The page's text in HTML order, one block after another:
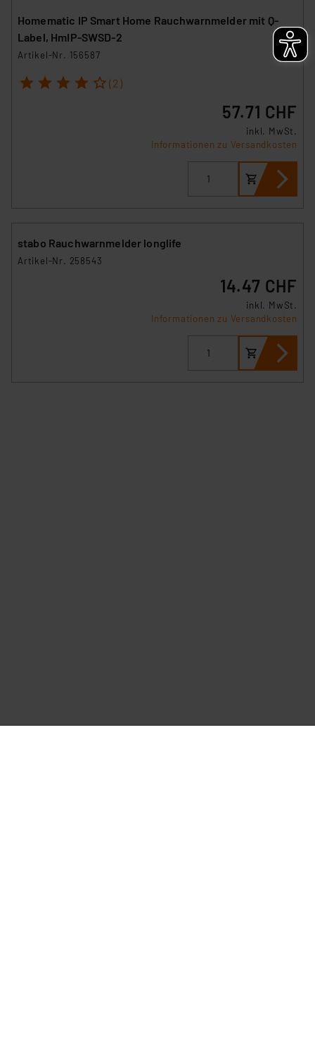
Homematic IP Smart Home Rauchwarnmelder mit Q-
Label, HmIP-SWSD-2
Artikel-Nr. 156587
1 2 3 4 5 (2)
57.71 CHF
inkl. MwSt.
Informationen zu Versandkosten
stabo Rauchwarnmelder longlife
Artikel-Nr. 258543
14.47 CHF
inkl. MwSt.
Informationen zu Versandkosten